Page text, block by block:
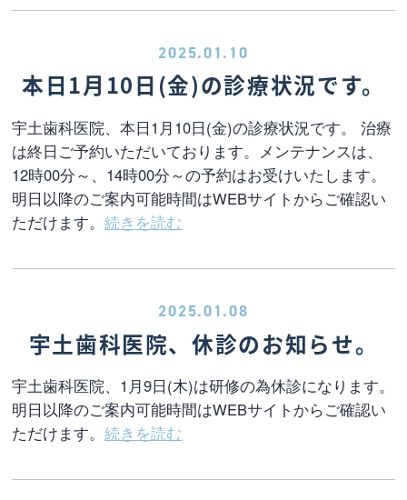
2025.01.10
本日1月10日(金)の診療状況です。
宇土歯科医院、本日1月10日(金)の診療状況です。 治療
は終日ご予約いただいております。メンテナンスは、
12時00分～、14時00分～の予約はお受けいたします。
明日以降のご案内可能時間はWEBサイトからご確認い
ただけます。続きを読む
2025.01.08
宇土歯科医院、休診のお知らせ。
宇土歯科医院、1月9日(木)は研修の為休診になります。
明日以降のご案内可能時間はWEBサイトからご確認い
ただけます。続きを読む